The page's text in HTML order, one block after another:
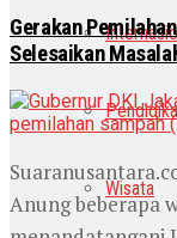
Wisata
Gerakan
Selesaikan
Anung beberapa